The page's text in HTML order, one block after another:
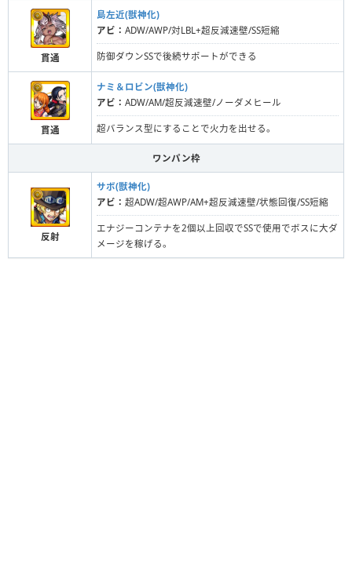
貫通
島左近(獣神化)
アビ： ADW/AWP/対LBL+超反減速壁/SS短縮
防御ダウンSSで後続サポートができる
貫通
ナミ＆ロビン(獣神化)
アビ： ADW/AM/超反減速壁/ノーダメヒール
超バランス型にすることで火力を出せる。
ワンパン枠
反射
サボ(獣神化)
アビ： 超ADW/超AWP/AM+超反減速壁/状態回復/SS短縮
エナジーコンテナを2個以上回収でSSで使用でボスに大ダ
メージを稼げる。